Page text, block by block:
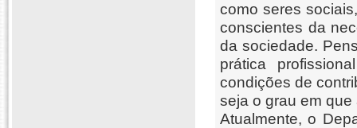
como seres
conscientes da
da sociedade.
prática
condições de
seja o grau em que
Atualmente, o